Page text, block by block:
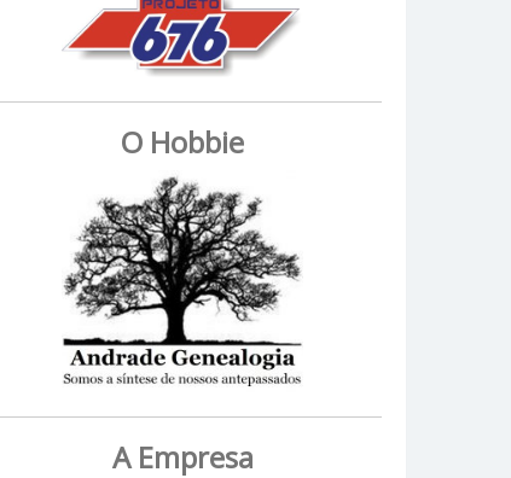
O Hobbie
A Empresa